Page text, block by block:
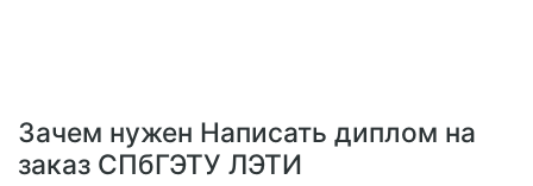
Зачем нужен Написать диплом на
заказ СПбГЭТУ ЛЭТИ